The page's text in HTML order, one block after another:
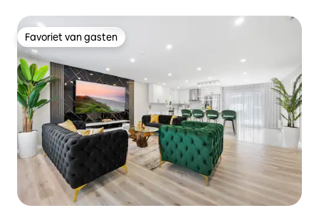
Favoriet van gasten
Favoriet van gasten